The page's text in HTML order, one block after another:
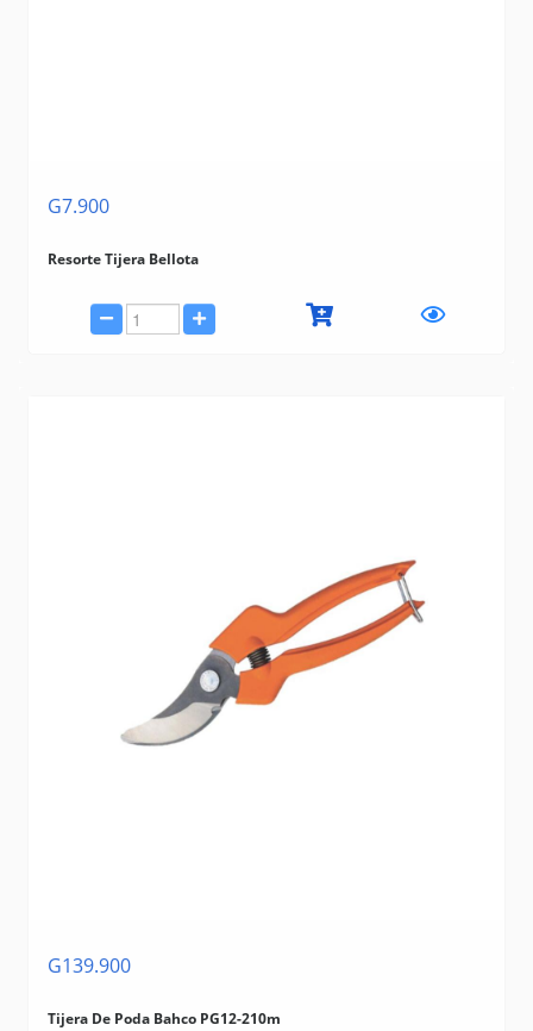
G7.900
Resorte Tijera Bellota
G139.900
Tijera De Poda Bahco PG12-210m